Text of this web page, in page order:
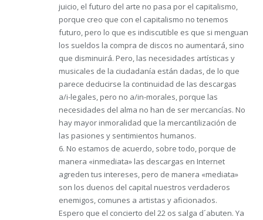
juicio, el futuro del arte no pasa por el capitalismo,
porque creo que con el capitalismo no tenemos
futuro, pero lo que es indiscutible es que si menguan
los sueldos la compra de discos no aumentará, sino
que disminuirá. Pero, las necesidades artísticas y
musicales de la ciudadanía están dadas, de lo que
parece deducirse la continuidad de las descargas
a/i-legales, pero no a/in-morales, porque las
necesidades del alma no han de ser mercancías. No
hay mayor inmoralidad que la mercantilización de
las pasiones y sentimientos humanos.
6. No estamos de acuerdo, sobre todo, porque de
manera «inmediata» las descargas en Internet
agreden tus intereses, pero de manera «mediata»
son los duenos del capital nuestros verdaderos
enemigos, comunes a artistas y aficionados.
Espero que el concierto del 22 os salga d´abuten. Ya